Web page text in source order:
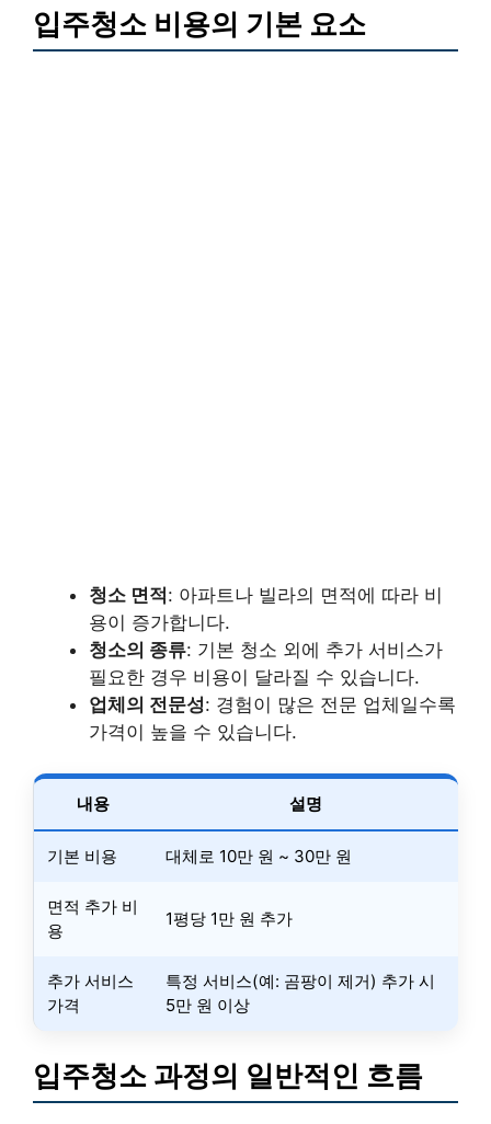
입주청소 비용의 기본 요소
청소 면적: 아파트나 빌라의 면적에 따라 비
용이 증가합니다.
청소의 종류: 기본 청소 외에 추가 서비스가
필요한 경우 비용이 달라질 수 있습니다.
업체의 전문성: 경험이 많은 전문 업체일수록
가격이 높을 수 있습니다.
내용 설명
기본 비용 대체로 10만 원 ~ 30만 원
면적 추가 비
용
1평당 1만 원 추가
추가 서비스
가격
특정 서비스(예: 곰팡이 제거) 추가 시
5만 원 이상
입주청소 과정의 일반적인 흐름